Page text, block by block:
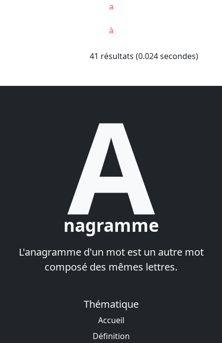
a
à
41 résultats (0.024 secondes)
A
nagramme
L'anagramme d'un mot est un autre mot
composé des mêmes lettres.
Thématique
Accueil
Définition